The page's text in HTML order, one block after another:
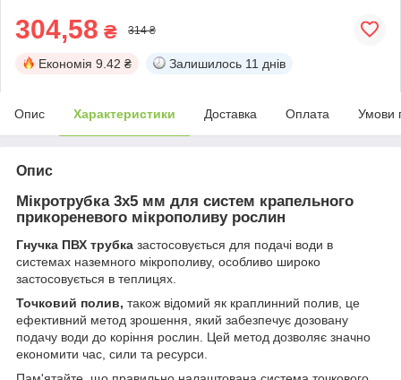
304,58 ₴ 314 ₴
Економія 9.42 ₴ Залишилось 11 днів
Опис Характеристики Доставка Оплата Умови
Опис
Мікротрубка 3х5 мм для систем крапельного
прикореневого мікрополиву рослин
Гнучка ПВХ трубка застосовується для подачі води в
системах наземного мікрополиву, особливо широко
застосовується в теплицях.
Точковий полив, також відомий як краплинний полив, це
ефективний метод зрошення, який забезпечує дозовану
подачу води до коріння рослин. Цей метод дозволяє значно
економити час, сили та ресурси.